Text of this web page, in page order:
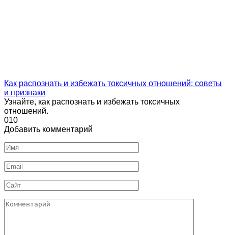
Как распознать и избежать токсичных отношений: советы
и признаки
Узнайте, как распознать и избежать токсичных
отношений.
010
Добавить комментарий
Имя
Email
Сайт
Комментарий